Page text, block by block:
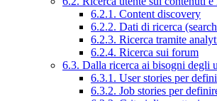
6.2.1. Content discovery
6.2.2. Dati di ricerca
6.2.3. Ricerca tramite
6.2.4. Ricerca sui forum
6.3. Dalla ricerca ai bisogni degli
6.3.1. User stories per
6.3.2. Job stories per